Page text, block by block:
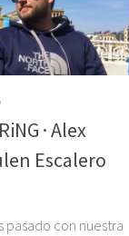
· Alex
Escalero
pasado con nuestra